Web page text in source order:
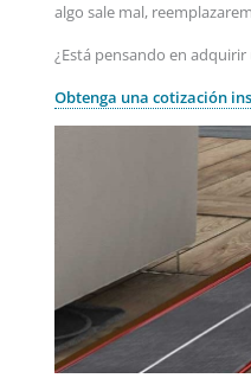
algo sale mal,
¿Está pensando en
Obtenga una cotización